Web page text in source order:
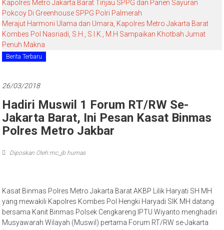
Kapolres Metro Jakarta Barat Tinjau SPPG dan Panen Sayuran
Pokcoy Di Greenhouse SPPG Polri Palmerah
Merajut Harmoni Ulama dan Umara, Kapolres Metro Jakarta Barat
Kombes Pol Nasriadi, S.H., S.I.K., M.H Sampaikan Khotbah Jumat
Penuh Makna
Berita Terbaru
26/03/2018
Hadiri Muswil 1 Forum RT/RW Se-
Jakarta Barat, Ini Pesan Kasat Binmas
Polres Metro Jakbar
Diposkan Oleh:mc_jb humas
Kasat Binmas Polres Metro Jakarta Barat AKBP Lilik Haryati SH MH
yang mewakili Kapolres Kombes Pol Hengki Haryadi SIK MH datang
bersama Kanit Binmas Polsek Cengkareng IPTU Wiyanto menghadiri
Musyawarah Wilayah (Muswil) pertama Forum RT/RW se-Jakarta